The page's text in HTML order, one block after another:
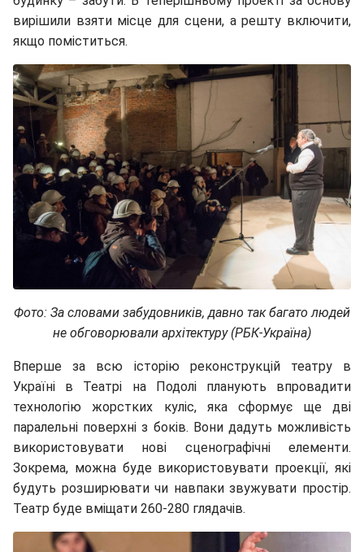
вирішили взяти місце для сцени, а решту включити,
якщо поміститься.
Фото: За словами забудовників, давно так багато людей
не обговорювали архітектуру (РБК-Україна)
Вперше за всю історію реконструкцій театру в
Україні в Театрі на Подолі планують впровадити
технологію жорстких куліс, яка сформує ще дві
паралельні поверхні з боків. Вони дадуть можливість
використовувати нові сценографічні елементи.
Зокрема, можна буде використовувати проекції, які
будуть розширювати чи навпаки звужувати простір.
Театр буде вміщати 260-280 глядачів.